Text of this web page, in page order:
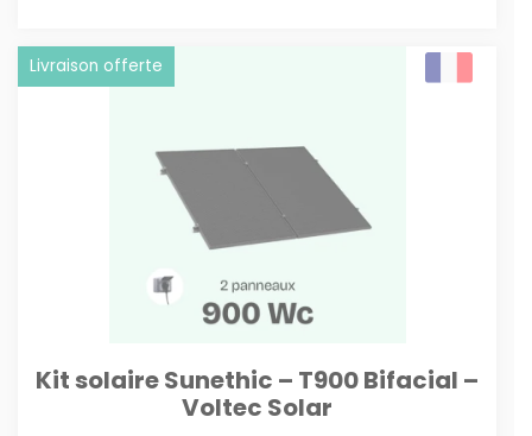
Kit solaire Sunethic – T900 Bifacial –
Voltec Solar
Livraison offerte